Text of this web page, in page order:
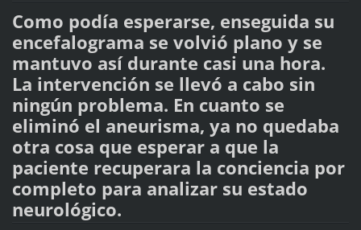
Como podía esperarse, enseguida su
encefalograma se volvió plano y se
mantuvo así durante casi una hora.
La intervención se llevó a cabo sin
ningún problema. En cuanto se
eliminó el aneurisma, ya no quedaba
otra cosa que esperar a que la
paciente recuperara la conciencia por
completo para analizar su estado
neurológico.